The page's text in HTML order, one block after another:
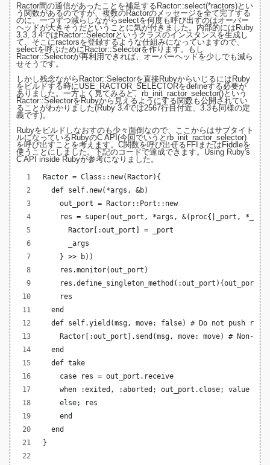
Ractor間の通信があったことを補足するRactor::select(*ractors)とい
う関数があるのですが、複数のRactorのメッセージを全て完了する
のに、一つずつ減らしながらselectを何度も呼び出すのはオーバー
ヘッドが大きそうだということに気が付きました。内部的にはRuby
3.3 3.4ではRactor::Selectorというクラスのインスタンスを生成し
て、そこにractorsを登録するような仕組みになっていますので、
selectを呼ぶためにRactor::Selectorを作ります。もし
Ractor::Selectorが再利用できれば、オーバーヘッドを少しでも減ら
せそうです。
しかし残念ながらRactor::Selectorを直接RubyからいじるにはRuby
をビルドする時にUSE_RACTOR_SELECTORをdefineする必要が
ありました。一方よく見てみると、rb_init_ractor_selector()という
Ractor::SelectorをRubyから見えるようにする関数も公開されてい
ることがわかりました(Ruby 3.4では2567行目付近 、3.3も同様の定
義です)。
Rubyをビルドしなおすのも少々面倒なので、ここからはサブタイト
ルになっているRubyのC API(今回でいうとrb_init_ractor_selector)
を呼び出すことを考えます。C関数を呼び出せるFFIまたはFiddleを
使うことにしました。下記のコードで達成できます。 Using Ruby's
C API inside Rubyが参考になりました。
Ractor = Class::new(Ractor){
  def self.new(*args, &b)
    out_port = Ractor::Port::new
res = super(out_port, *args, &(proc{|_port,
      Ractor[:out_port] = _port
      _args
    } >> b))
    res.monitor(out_port)
    res.define_singleton_method(:out_port){out_port}
    res
  end
def self.yield(msg, move: false) # Do not push
Ractor[:out_port].send(msg, move: move) # Non-
  end
  def take
    case res = out_port.receive
    when :exited, :aborted; out_port.close; value
    else; res
    end
  end
}